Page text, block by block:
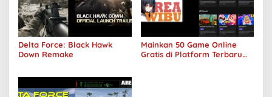
Delta Force: Black Hawk
Down Remake
Mainkan 50 Game Online
Gratis di Platform Terbaru